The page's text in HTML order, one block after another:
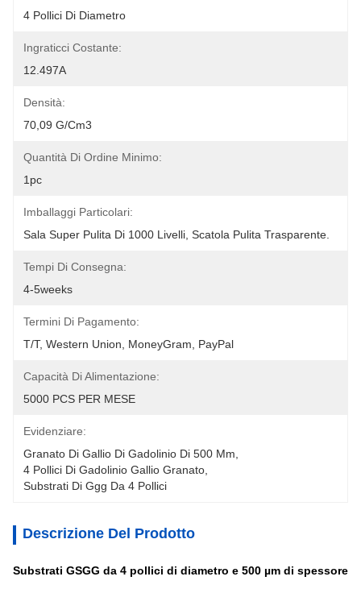
4 Pollici Di Diametro
Ingraticci Costante:
12.497A
Densità:
70,09 G/cm3
Quantità Di Ordine Minimo:
1pc
Imballaggi Particolari:
Sala Super Pulita Di 1000 Livelli, Scatola Pulita Trasparente.
Tempi Di Consegna:
4-5weeks
Termini Di Pagamento:
T/T, Western Union, MoneyGram, PayPal
Capacità Di Alimentazione:
5000 PCS PER MESE
Evidenziare:
Granato Di Gallio Di Gadolinio Di 500 Μm
4 Pollici Di Gadolinio Gallio Granato
Substrati Di Ggg Da 4 Pollici
Descrizione Del Prodotto
Substrati GSGG da 4 pollici di diametro e 500 µm di spessore